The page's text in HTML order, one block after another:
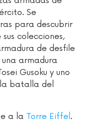
Se
para descubrir
colecciones,
de desfile
una armadura
Gusoku y uno
batalla del
a la Torre Eiffel.